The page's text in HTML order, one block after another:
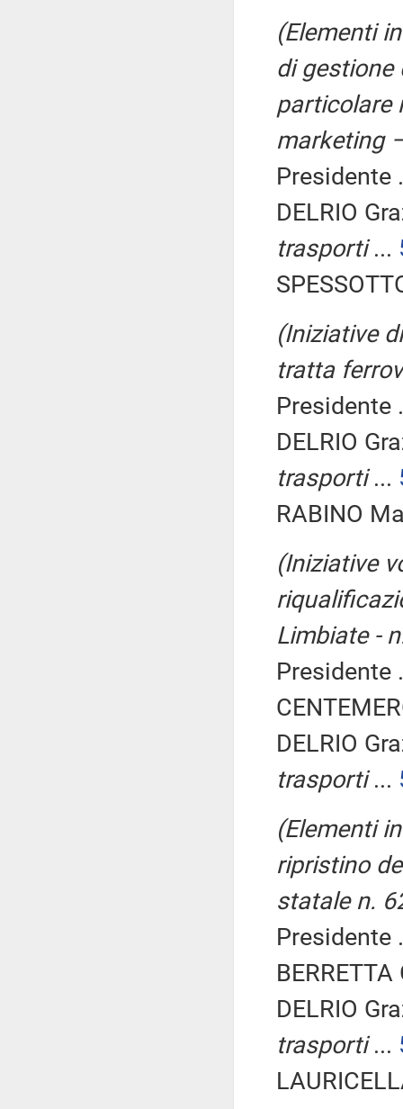
(Elementi
di gestione
particolare
marketing
Presidente
DELRIO
trasporti...
(Iniziative
tratta
Presidente
DELRIO
trasporti...
RABINO
(Iniziative
Limbiate -
Presidente
DELRIO
trasporti...
(Elementi
ripristino
statale n.
Presidente
DELRIO
trasporti...